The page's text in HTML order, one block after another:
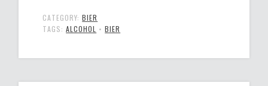
CATEGORY:BIER
TAGS:ALCOHOL •BIER